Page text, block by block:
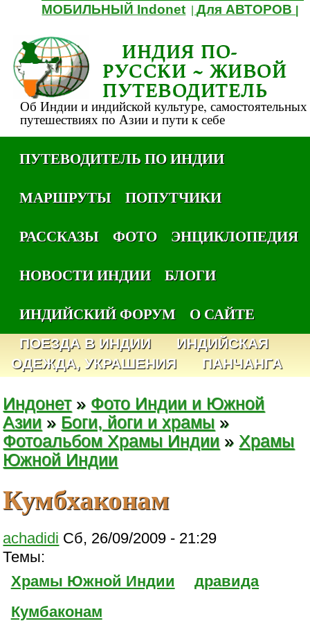
МОБИЛЬНЫЙ Indonet |Для АВТОРОВ
ИНДИЯ ПО-
РУССКИ ~ ЖИВОЙ
ПУТЕВОДИТЕЛЬ
Об Индии и индийской культуре, самостоятельных
путешествиях по Азии и пути к себе
ПУТЕВОДИТЕЛЬ ПО ИНДИИ
МАРШРУТЫ
ПОПУТЧИКИ
РАССКАЗЫ
ФОТО
ЭНЦИКЛОПЕДИЯ
НОВОСТИ ИНДИИ
БЛОГИ
ИНДИЙСКИЙ ФОРУМ
О САЙТЕ
ПОЕЗДА В ИНДИИ
ИНДИЙСКАЯ
ОДЕЖДА, УКРАШЕНИЯ
ПАНЧАНГА
Индонет» Фото Индии и Южной
Азии » Боги, йоги и храмы »
Фотоальбом Храмы Индии » Храмы
Южной Индии
Кумбхаконам
achadidi Сб, 26/09/2009 - 21:29
Темы:
Храмы Южной Индии
дравида
Кумбаконам